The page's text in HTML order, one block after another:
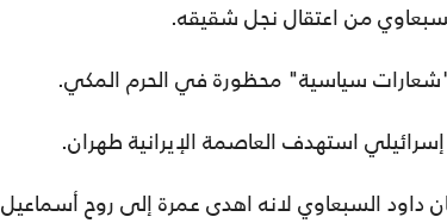
من اعتقال نجل شقيقه.
سياسية" محظورة في الحرم المكي.
استهدف العاصمة الإيرانية طهران.
داود السبعاوي لانه اهدى عمرة إلى روح أسماعيل